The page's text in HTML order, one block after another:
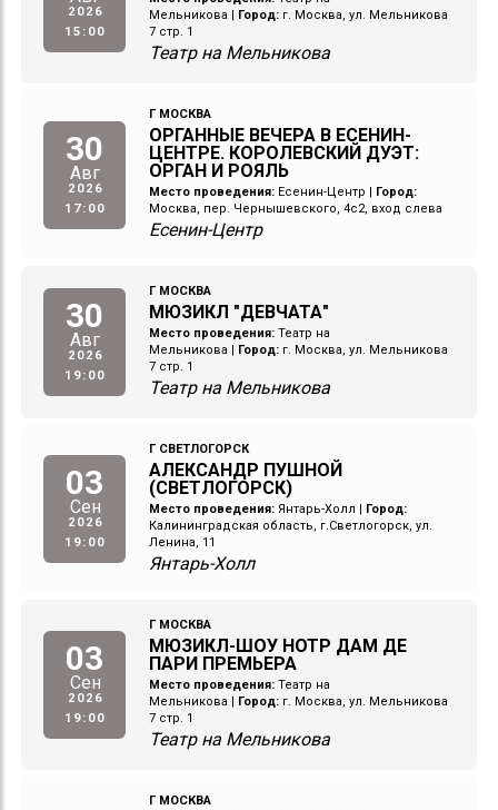
2026
15:00
Мельникова
Город: г. Москва, ул. Мельникова
7 стр. 1
Театр на Мельникова
30
Авг
2026
17:00
Г МОСКВА
ОРГАННЫЕ ВЕЧЕРА В ЕСЕНИН-
ЦЕНТРЕ. КОРОЛЕВСКИЙ ДУЭТ:
ОРГАН И РОЯЛЬ
Место проведения: Есенин-Центр
Город:
Москва, пер. Чернышевского, 4с2, вход слева
Есенин-Центр
30
Авг
2026
19:00
Г МОСКВА
МЮЗИКЛ "ДЕВЧАТА"
Место проведения: Театр на
Мельникова
Город: г. Москва, ул. Мельникова
7 стр. 1
Театр на Мельникова
03
Сен
2026
19:00
Г СВЕТЛОГОРСК
АЛЕКСАНДР ПУШНОЙ
(СВЕТЛОГОРСК)
Место проведения: Янтарь-Холл
Город:
Калининградская область, г.Светлогорск, ул.
Ленина, 11
Янтарь-Холл
03
Сен
2026
19:00
Г МОСКВА
МЮЗИКЛ-ШОУ НОТР ДАМ ДЕ
ПАРИ ПРЕМЬЕРА
Место проведения: Театр на
Мельникова
Город: г. Москва, ул. Мельникова
7 стр. 1
Театр на Мельникова
Г МОСКВА